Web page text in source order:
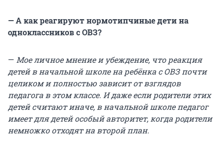
— А как реагируют нормотипчиные дети на
одноклассников с ОВЗ?
— Мое личное мнение и убеждение, что реакция
детей в начальной школе на ребёнка с ОВЗ почти
целиком и полностью зависит от взглядов
педагога в этом классе. И даже если родители этих
детей считают иначе, в начальной школе педагог
имеет для детей особый авторитет, когда родители
немножко отходят на второй план.